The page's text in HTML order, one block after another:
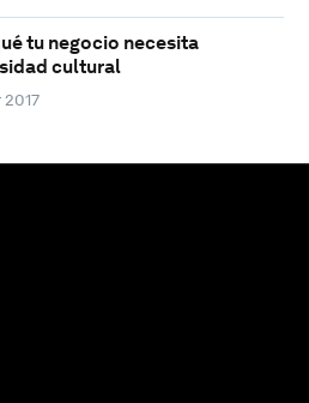
tu negocio necesita
cultural
2017